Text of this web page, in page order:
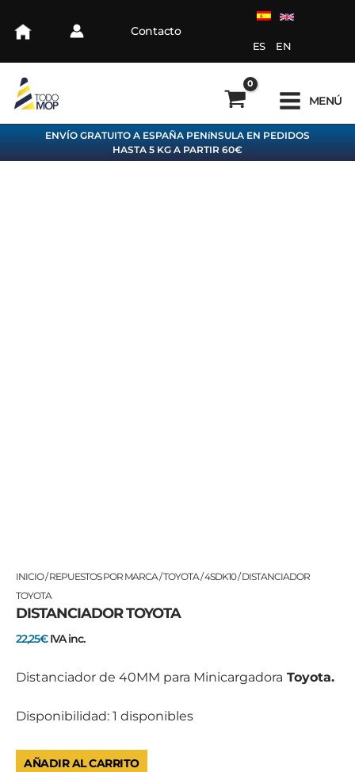
Contacto
ES EN
MENÚ
ENVÍO GRATUITO A ESPAÑA PENíNSULA EN PEDIDOS
HASTA 5 KG A PARTIR 60€
INICIO/REPUESTOS POR MARCA/TOYOTA/4SDK10/ DISTANCIADOR
TOYOTA
DISTANCIADOR TOYOTA
22,25€ IVA inc.
Distanciador de 40MM para Minicargadora Toyota.
Disponibilidad: 1 disponibles
DISTANCIADOR
TOYOTA
cantidad
AÑADIR AL CARRITO